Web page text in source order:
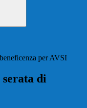
per AVSI
di